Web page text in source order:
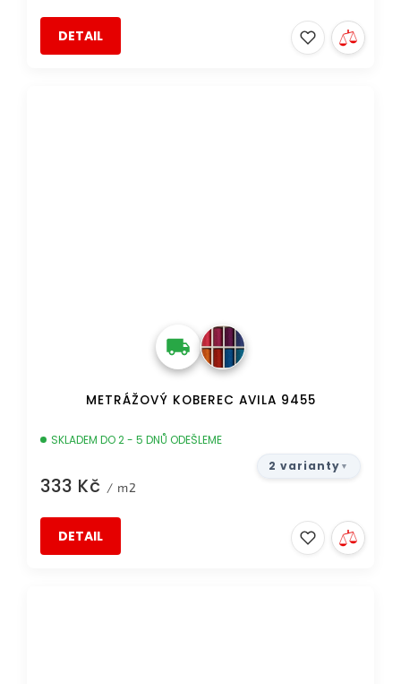
DETAIL
METRÁŽOVÝ KOBEREC AVILA 9455
SKLADEM DO 2 - 5 DNŮ ODEŠLEME
333 Kč / m2
DETAIL
2 varianty